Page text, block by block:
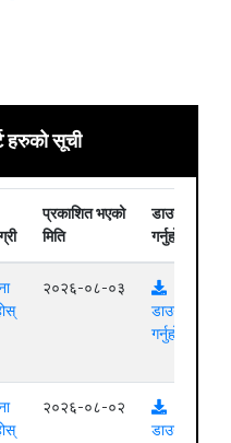
हरुको सूची
प्रकाशित भएको
मिति
डाउनलोड
गर्नुहोस्
२०२६-०८-०३
डाउनलोड
गर्नुहोस्
२०२६-०८-०२
डाउनलोड